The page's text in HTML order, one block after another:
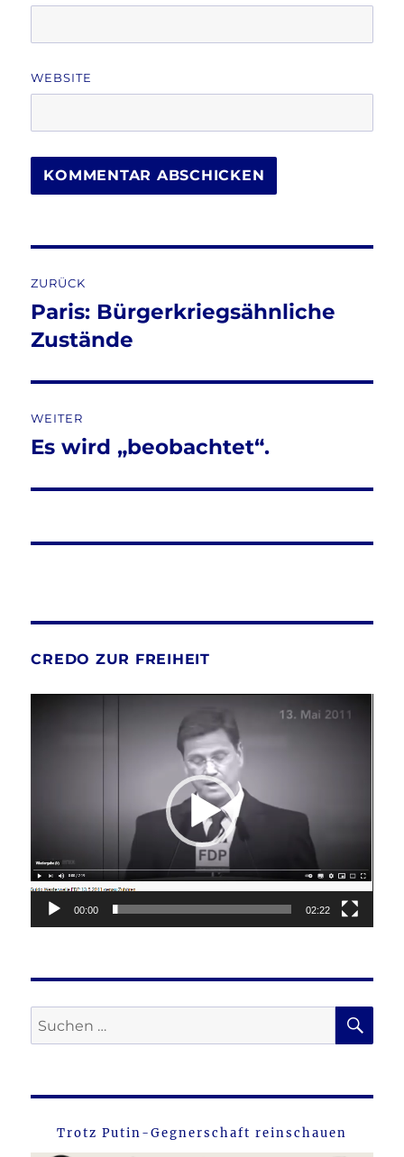
WEBSITE
ZURÜCK
Vorheriger
Beitrag:
Paris: Bürgerkriegsähnliche
Zustände
WEITER
Nächster
Es wird „beobachtet“.
CREDO ZUR FREIHEIT
00:00 02:22
Suche
nach:
Trotz Putin-Gegnerschaft reinschauen